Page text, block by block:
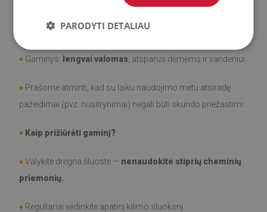
Kilimainėra neslidūs;
♦ Gaminys lengvai valomas , atsparus dėmėms ir vandeniui.
♦ Prašome atminti, kad su laiku naudojimo metu atsiradę
pažeidimai (pvz. nusitrynimai) negali būti skundo priežastimi.
♦ Kaip prižiūrėti gaminį?
♦Valykite drėgna šluoste — nenaudokite stiprių cheminių
priemonių.
♦ Reguliariai vėdinkite apatinį kilimo sluoksnį.
PARODYTI DETALIAU